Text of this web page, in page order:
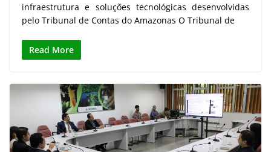
infraestrutura e soluções tecnológicas desenvolvidas
pelo Tribunal de Contas do Amazonas O Tribunal de
Read More